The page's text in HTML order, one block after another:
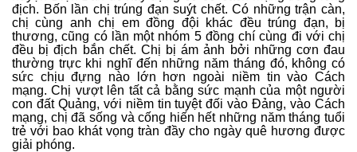
địch. Bốn lần chị trúng đạn suýt chết. Có những trận càn,
chị cùng anh chị em đồng đội khác đều trúng đạn, bị
thương, cũng có lần một nhóm 5 đồng chí cùng đi với chị
đều bị địch bắn chết. Chị bị ám ảnh bởi những cơn đau
thường trực khi nghĩ đến những năm tháng đó, không có
sức chịu đựng nào lớn hơn ngoài niềm tin vào Cách
mạng. Chị vượt lên tất cả bằng sức mạnh của một người
con đất Quảng, với niềm tin tuyệt đối vào Đảng, vào Cách
mạng, chị đã sống và cống hiến hết những năm tháng tuổi
trẻ với bao khát vọng tràn đầy cho ngày quê hương được
giải phóng.